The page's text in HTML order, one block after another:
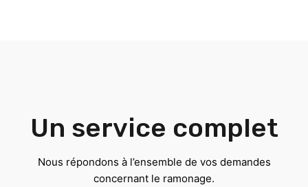
Un service complet
Nous répondons à l’ensemble de vos demandes
concernant le ramonage.